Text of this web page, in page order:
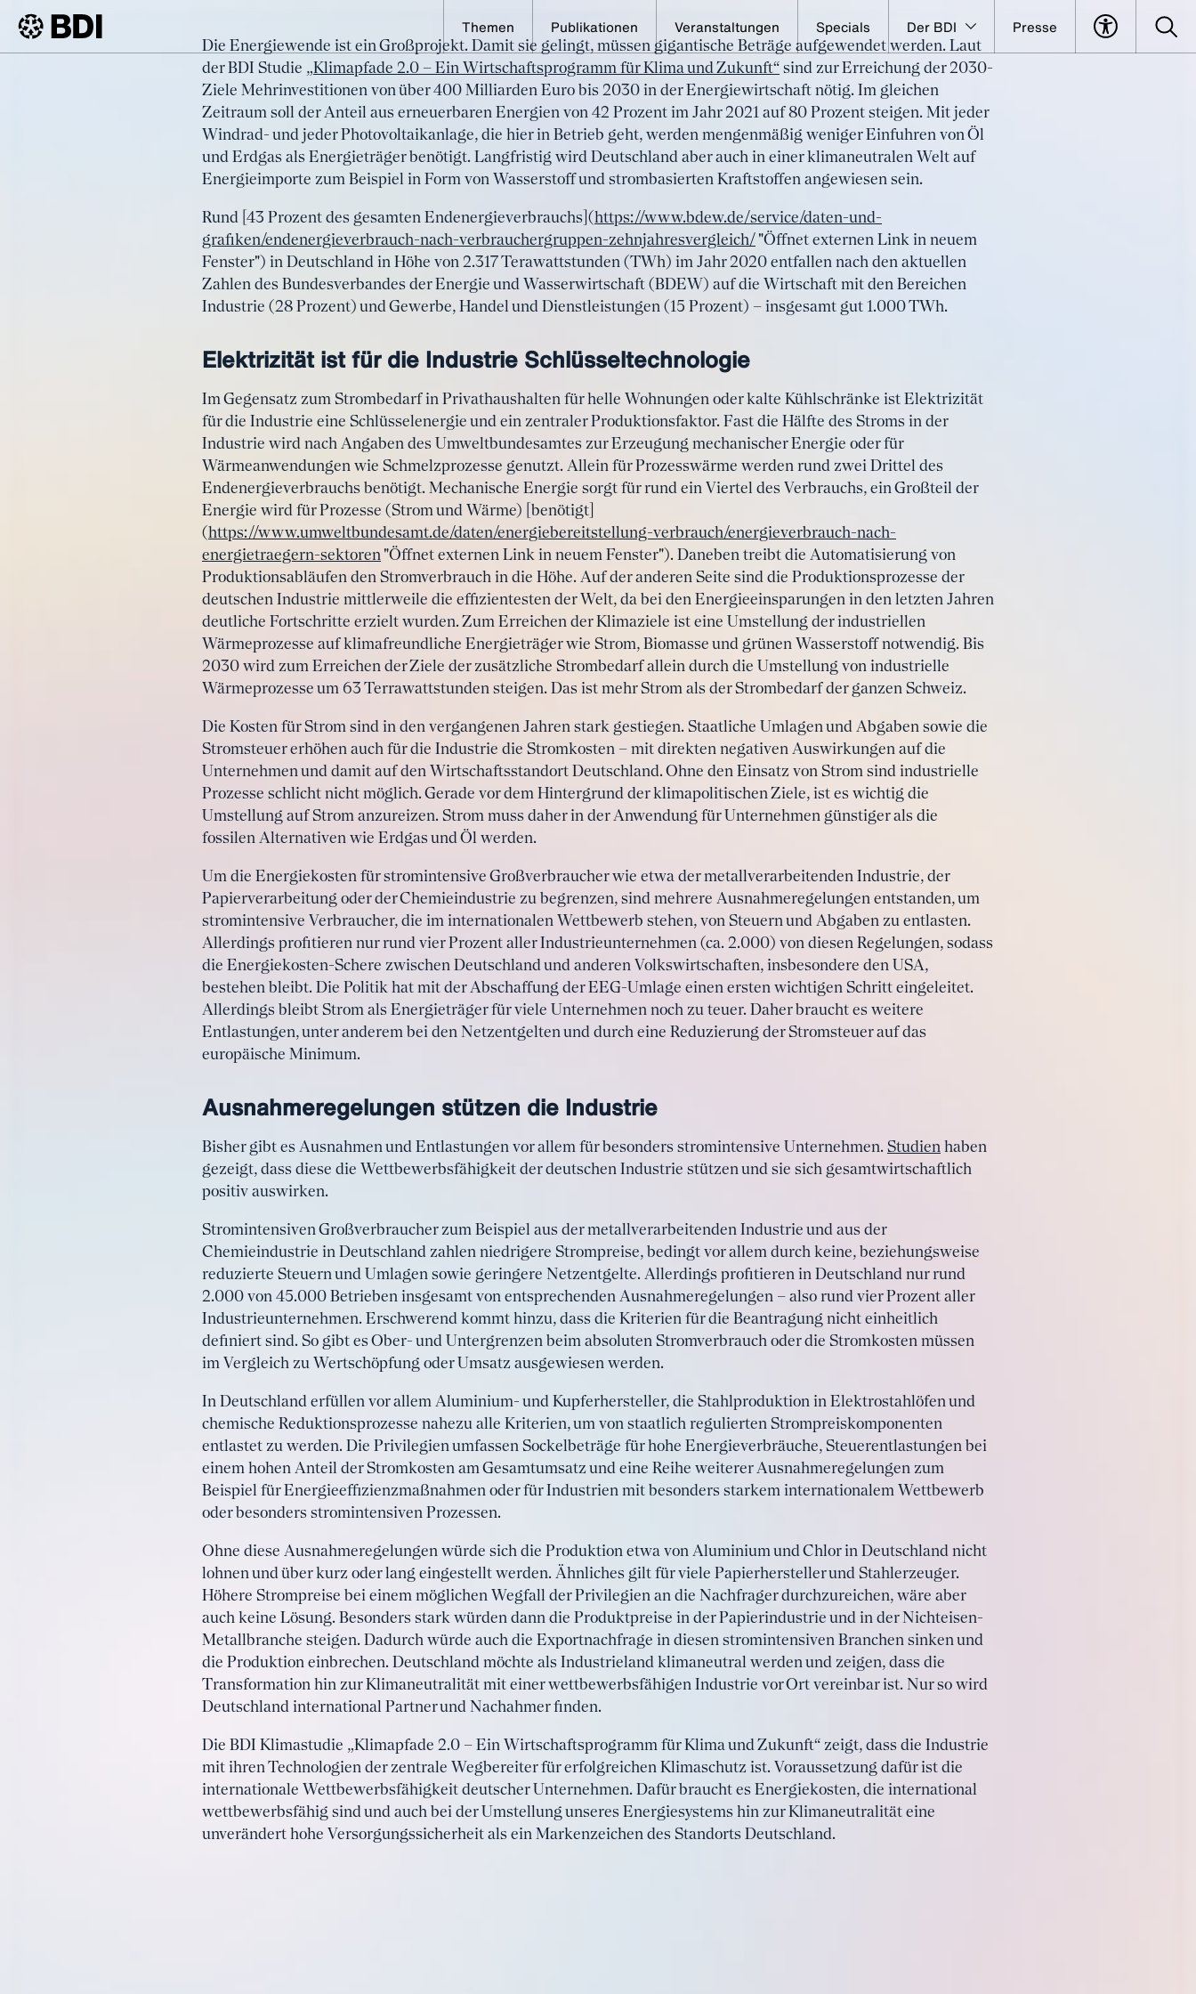
Themen Publikationen Veranstaltungen Specials Der BDI Presse
Artikel
Steigende Stromkosten: Herausforderung
für die Industrie
Die Energiewende ist ein Großprojekt. Damit sie gelingt, müssen gigantische Beträge aufgewendet werden. Laut
der BDI Studie „Klimapfade 2.0 – Ein Wirtschaftsprogramm für Klima und Zukunft“ sind zur Erreichung der 2030-
Ziele Mehrinvestitionen von über 400 Milliarden Euro bis 2030 in der Energiewirtschaft nötig. Im gleichen
Zeitraum soll der Anteil aus erneuerbaren Energien von 42 Prozent im Jahr 2021 auf 80 Prozent steigen. Mit jeder
Windrad- und jeder Photovoltaikanlage, die hier in Betrieb geht, werden mengenmäßig weniger Einfuhren von Öl
und Erdgas als Energieträger benötigt. Langfristig wird Deutschland aber auch in einer klimaneutralen Welt auf
Energieimporte zum Beispiel in Form von Wasserstoff und strombasierten Kraftstoffen angewiesen sein.
Rund [43 Prozent des gesamten Endenergieverbrauchs](https://www.bdew.de/service/daten-und-
grafiken/endenergieverbrauch-nach-verbrauchergruppen-zehnjahresvergleich/ "Öffnet externen Link in neuem
Fenster") in Deutschland in Höhe von 2.317 Terawattstunden (TWh) im Jahr 2020 entfallen nach den aktuellen
Zahlen des Bundesverbandes der Energie und Wasserwirtschaft (BDEW) auf die Wirtschaft mit den Bereichen
Industrie (28 Prozent) und Gewerbe, Handel und Dienstleistungen (15 Prozent) – insgesamt gut 1.000 TWh.
Elektrizität ist für die Industrie Schlüsseltechnologie
Im Gegensatz zum Strombedarf in Privathaushalten für helle Wohnungen oder kalte Kühlschränke ist Elektrizität
für die Industrie eine Schlüsselenergie und ein zentraler Produktionsfaktor. Fast die Hälfte des Stroms in der
Industrie wird nach Angaben des Umweltbundesamtes zur Erzeugung mechanischer Energie oder für
Wärmeanwendungen wie Schmelzprozesse genutzt. Allein für Prozesswärme werden rund zwei Drittel des
Endenergieverbrauchs benötigt. Mechanische Energie sorgt für rund ein Viertel des Verbrauchs, ein Großteil der
Energie wird für Prozesse (Strom und Wärme) [benötigt]
(https://www.umweltbundesamt.de/daten/energiebereitstellung-verbrauch/energieverbrauch-nach-
energietraegern-sektoren "Öffnet externen Link in neuem Fenster"). Daneben treibt die Automatisierung von
Produktionsabläufen den Stromverbrauch in die Höhe. Auf der anderen Seite sind die Produktionsprozesse der
deutschen Industrie mittlerweile die effizientesten der Welt, da bei den Energieeinsparungen in den letzten Jahren
deutliche Fortschritte erzielt wurden. Zum Erreichen der Klimaziele ist eine Umstellung der industriellen
Wärmeprozesse auf klimafreundliche Energieträger wie Strom, Biomasse und grünen Wasserstoff notwendig. Bis
2030 wird zum Erreichen der Ziele der zusätzliche Strombedarf allein durch die Umstellung von industrielle
Wärmeprozesse um 63 Terrawattstunden steigen. Das ist mehr Strom als der Strombedarf der ganzen Schweiz.
Die Kosten für Strom sind in den vergangenen Jahren stark gestiegen. Staatliche Umlagen und Abgaben sowie die
Stromsteuer erhöhen auch für die Industrie die Stromkosten – mit direkten negativen Auswirkungen auf die
Unternehmen und damit auf den Wirtschaftsstandort Deutschland. Ohne den Einsatz von Strom sind industrielle
Prozesse schlicht nicht möglich. Gerade vor dem Hintergrund der klimapolitischen Ziele, ist es wichtig die
Umstellung auf Strom anzureizen. Strom muss daher in der Anwendung für Unternehmen günstiger als die
fossilen Alternativen wie Erdgas und Öl werden.
Um die Energiekosten für stromintensive Großverbraucher wie etwa der metallverarbeitenden Industrie, der
Papierverarbeitung oder der Chemieindustrie zu begrenzen, sind mehrere Ausnahmeregelungen entstanden, um
stromintensive Verbraucher, die im internationalen Wettbewerb stehen, von Steuern und Abgaben zu entlasten.
Allerdings profitieren nur rund vier Prozent aller Industrieunternehmen (ca. 2.000) von diesen Regelungen, sodass
die Energiekosten-Schere zwischen Deutschland und anderen Volkswirtschaften, insbesondere den USA,
bestehen bleibt. Die Politik hat mit der Abschaffung der EEG-Umlage einen ersten wichtigen Schritt eingeleitet.
Allerdings bleibt Strom als Energieträger für viele Unternehmen noch zu teuer. Daher braucht es weitere
Entlastungen, unter anderem bei den Netzentgelten und durch eine Reduzierung der Stromsteuer auf das
europäische Minimum.
Ausnahmeregelungen stützen die Industrie
Bisher gibt es Ausnahmen und Entlastungen vor allem für besonders stromintensive Unternehmen. Studien haben
gezeigt, dass diese die Wettbewerbsfähigkeit der deutschen Industrie stützen und sie sich gesamtwirtschaftlich
positiv auswirken.
Stromintensiven Großverbraucher zum Beispiel aus der metallverarbeitenden Industrie und aus der
Chemieindustrie in Deutschland zahlen niedrigere Strompreise, bedingt vor allem durch keine, beziehungsweise
reduzierte Steuern und Umlagen sowie geringere Netzentgelte. Allerdings profitieren in Deutschland nur rund
2.000 von 45.000 Betrieben insgesamt von entsprechenden Ausnahmeregelungen – also rund vier Prozent aller
Industrieunternehmen. Erschwerend kommt hinzu, dass die Kriterien für die Beantragung nicht einheitlich
definiert sind. So gibt es Ober- und Untergrenzen beim absoluten Stromverbrauch oder die Stromkosten müssen
im Vergleich zu Wertschöpfung oder Umsatz ausgewiesen werden.
In Deutschland erfüllen vor allem Aluminium- und Kupferhersteller, die Stahlproduktion in Elektrostahlöfen und
chemische Reduktionsprozesse nahezu alle Kriterien, um von staatlich regulierten Strompreiskomponenten
entlastet zu werden. Die Privilegien umfassen Sockelbeträge für hohe Energieverbräuche, Steuerentlastungen bei
einem hohen Anteil der Stromkosten am Gesamtumsatz und eine Reihe weiterer Ausnahmeregelungen zum
Beispiel für Energieeffizienzmaßnahmen oder für Industrien mit besonders starkem internationalem Wettbewerb
oder besonders stromintensiven Prozessen.
Ohne diese Ausnahmeregelungen würde sich die Produktion etwa von Aluminium und Chlor in Deutschland nicht
lohnen und über kurz oder lang eingestellt werden. Ähnliches gilt für viele Papierhersteller und Stahlerzeuger.
Höhere Strompreise bei einem möglichen Wegfall der Privilegien an die Nachfrager durchzureichen, wäre aber
auch keine Lösung. Besonders stark würden dann die Produktpreise in der Papierindustrie und in der Nichteisen-
Metallbranche steigen. Dadurch würde auch die Exportnachfrage in diesen stromintensiven Branchen sinken und
die Produktion einbrechen. Deutschland möchte als Industrieland klimaneutral werden und zeigen, dass die
Transformation hin zur Klimaneutralität mit einer wettbewerbsfähigen Industrie vor Ort vereinbar ist. Nur so wird
Deutschland international Partner und Nachahmer finden.
Die BDI Klimastudie „Klimapfade 2.0 – Ein Wirtschaftsprogramm für Klima und Zukunft“ zeigt, dass die Industrie
mit ihren Technologien der zentrale Wegbereiter für erfolgreichen Klimaschutz ist. Voraussetzung dafür ist die
internationale Wettbewerbsfähigkeit deutscher Unternehmen. Dafür braucht es Energiekosten, die international
wettbewerbsfähig sind und auch bei der Umstellung unseres Energiesystems hin zur Klimaneutralität eine
unverändert hohe Versorgungssicherheit als ein Markenzeichen des Standorts Deutschland.